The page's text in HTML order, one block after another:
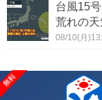
台風15
荒れの
08/10(月